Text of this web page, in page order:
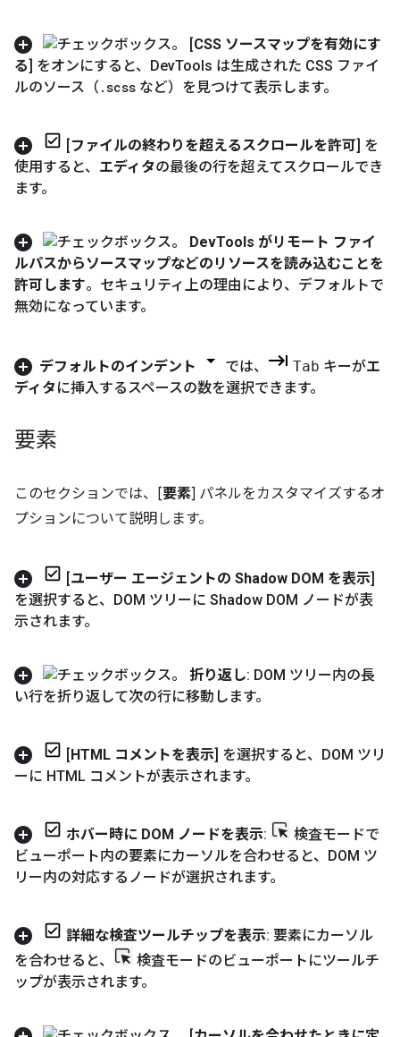
[CSS ソースマップを有効にす
る] をオンにすると、DevTools は生成された CSS ファイ
ルのソース（ .scss など）を見つけて表示します。
[ファイルの終わりを超えるスクロールを許可] を
使用すると、 エディタの最後の行を超えてスクロールでき
ます。
DevTools がリモート ファイ
ルパスからソースマップなどのリソースを読み込むことを
許可します。セキュリティ上の理由により、デフォルトで
無効になっています。
デフォルトのインデント では、 Tab キーがエ
ディタ に挿入するスペースの数を選択できます。
要素
このセクションでは、[要素] パネルをカスタマイズするオ
プションについて説明します。
[ユーザー エージェントの Shadow DOM を表示]
を選択すると、DOM ツリーに Shadow DOM ノードが表
示されます。
折り返し: DOM ツリー内の長
い行を折り返して次の行に移動します。
[HTML コメントを表示] を選択すると、DOM ツリ
ーに HTML コメントが表示されます。
ホバー時に DOM ノードを表示:
検査モードで
ビューポート内の要素にカーソルを合わせると、DOM ツ
リー内の対応するノードが選択されます。
詳細な検査ツールチップを表示: 要素にカーソル
を合わせると、
検査モードのビューポートにツールチ
ップが表示されます。